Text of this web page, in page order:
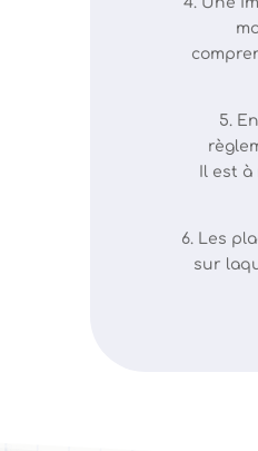
5.
Il est
6. Les
sur